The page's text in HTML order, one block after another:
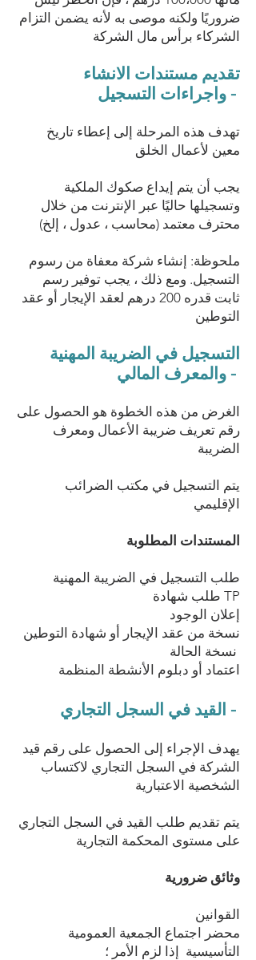
ضروريًا ولكنه موصى به لأنه يضمن التزام
الشركاء برأس مال الشركة
واجراءات التسجيل -
تهدف هذه المرحلة إلى إعطاء تاريخ
معين لأعمال الخلق
يجب أن يتم إيداع صكوك الملكية
وتسجيلها حاليًا عبر الإنترنت من خلال
محترف معتمد (محاسب ، عدول ، إلخ)
ملحوظة: إنشاء شركة معفاة من رسوم
التسجيل. ومع ذلك ، يجب توفير رسم
ثابت قدره 200 درهم لعقد الإيجار أو عقد
التوطين
والمعرف المالي -
الغرض من هذه الخطوة هو الحصول على
رقم تعريف ضريبة الأعمال ومعرف
الضريبة
يتم التسجيل في مكتب الضرائب
الإقليمي
المستندات المطلوبة
طلب التسجيل في الضريبة المهنية
طلب شهادة TP
إعلان الوجود
نسخة من عقد الإيجار أو شهادة التوطين
اعتماد أو دبلوم الأنشطة المنظمة
القيد في السجل التجاري -
يهدف الإجراء إلى الحصول على رقم قيد
الشركة في السجل التجاري لاكتساب
الشخصية الاعتبارية
يتم تقديم طلب القيد في السجل التجاري
على مستوى المحكمة التجارية
وثائق ضرورية
القوانين
محضر اجتماع الجمعية العمومية
التأسيسية إذا لزم الأمر ؛